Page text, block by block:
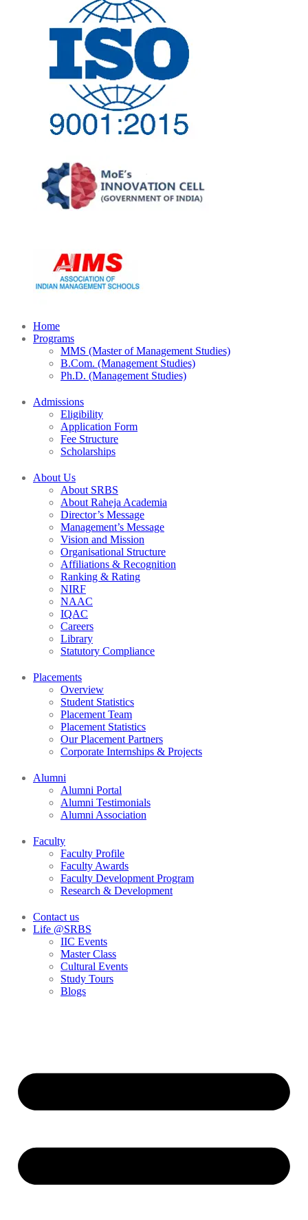
Home
Programs
MMS (Master of Management Studies)
B.Com. (Management Studies)
Ph.D. (Management Studies)
Admissions
Eligibility
Application Form
Fee Structure
Scholarships
About Us
About SRBS
About Raheja Academia
Director’s Message
Management’s Message
Vision and Mission
Organisational Structure
Affiliations & Recognition
Ranking & Rating
NIRF
NAAC
IQAC
Careers
Library
Statutory Compliance
Placements
Overview
Student Statistics
Placement Team
Placement Statistics
Our Placement Partners
Corporate Internships & Projects
Alumni
Alumni Portal
Alumni Testimonials
Alumni Association
Faculty
Faculty Profile
Faculty Awards
Faculty Development Program
Research & Development
Contact us
Life @SRBS
IIC Events
Master Class
Cultural Events
Study Tours
Blogs